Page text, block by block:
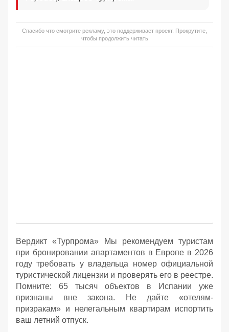
Спасибо что смотрите рекламу, это поддерживает проект. Прокрутите,
чтобы продолжить читать
Вердикт «Турпрома» Мы рекомендуем туристам
при бронировании апартаментов в Европе в 2026
году требовать у владельца номер официальной
туристической лицензии и проверять его в реестре.
Помните: 65 тысяч объектов в Испании уже
признаны вне закона. Не дайте «отелям-
призракам» и нелегальным квартирам испортить
ваш летний отпуск.